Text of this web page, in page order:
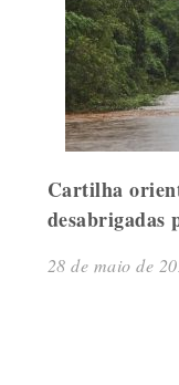
Cartilha
desabrigadas
28 de maio de